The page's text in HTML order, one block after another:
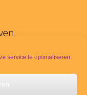
service te optimaliseren.